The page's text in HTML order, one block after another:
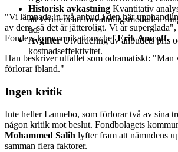
Historisk avkastning Kvantitativ
att verifiera att förvaltningsmodellen
tid.
AvgifterUtvärdering av anbudets pris
kostnadseffektivitet.
"Vi lämnade in två anbud i den här
av dem, så det är jätteroligt. Vi är superglada",
Fonders kommunikationschefErik Amcoff.
Han beskriver utfallet som odramatiskt: "Man
förlorar ibland."
Ingen kritik
Inte heller Lannebo, som förlorar två av sina
någon kritik mot beslut. Fondbolagets
Mohammed Salih lyfter fram att nämndens
samman flera faktorer.